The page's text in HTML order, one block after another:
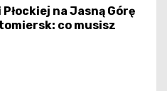
na Jasną Górę
co musisz